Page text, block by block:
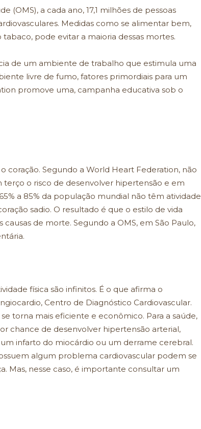
(OMS), a cada ano, 17,1 milhões de pessoas
Medidas como se alimentar bem,
pode evitar a maioria dessas mortes.
de um ambiente de trabalho que estimula uma
livre de fumo, fatores primordiais para um
promove uma, campanha educativa sob o
coração. Segundo a World Heart Federation, não
o risco de desenvolver hipertensão e em
a 85% da população mundial não têm atividade
sadio. O resultado é que o estilo de vida
de morte. Segundo a OMS, em São Paulo,
física são infinitos. É o que afirma o
Centro de Diagnóstico Cardiovascular.
torna mais eficiente e econômico. Para a saúde,
chance de desenvolver hipertensão arterial,
infarto do miocárdio ou um derrame cerebral.
algum problema cardiovascular podem se
Mas, nesse caso, é importante consultar um